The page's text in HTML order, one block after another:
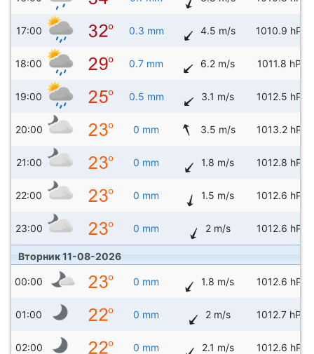
17:00 0.3 mm 4.5 m/s 1010.9 hPa
18:00 0.7 mm 6.2 m/s 1011.8 hPa
19:00 0.5 mm 3.1 m/s 1012.5 hPa
20:00 0 mm 3.5 m/s 1013.2 hPa
21:00 0 mm 1.8 m/s 1012.8 hPa
22:00 0 mm 1.5 m/s 1012.6 hPa
23:00 0 mm 2 m/s 1012.6 hPa
Вторник 11-08-2026
00:00 0 mm 1.8 m/s 1012.6 hPa
01:00 0 mm 2 m/s 1012.7 hPa
02:00 0 mm 2.1 m/s 1012.6 hPa